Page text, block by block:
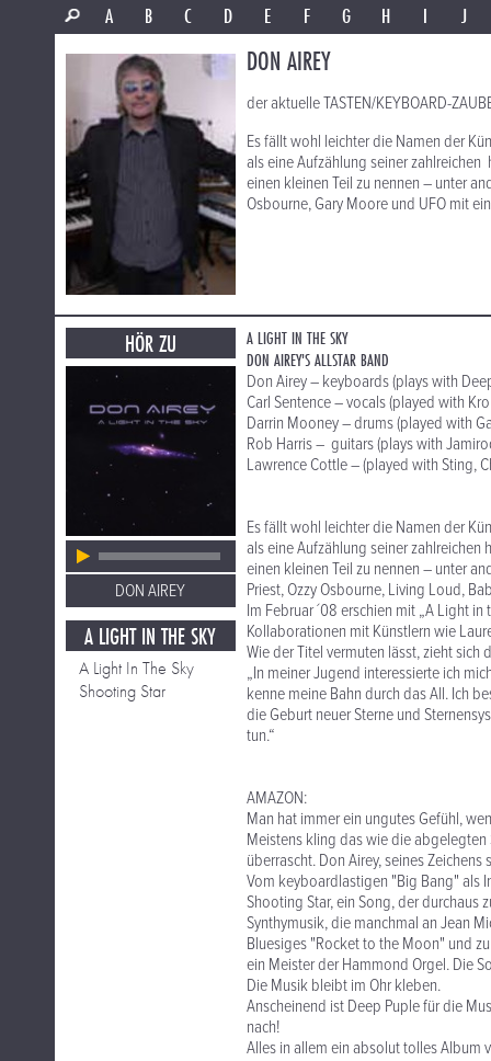
A
B C D E F G H I J
DON AIREY
der aktuelle TASTEN/KEYBOARD-
Es fällt wohl leichter die Namen der
als eine Aufzählung seiner
einen kleinen Teil zu nennen – unter
Osbourne, Gary Moore und UFO mit
HÖR ZU
DON AIREY
A LIGHT IN THE SKY
A Light In The Sky
Shooting Star
A LIGHT IN THE SKY
DON AIREY'S ALLSTAR BAND
Don Airey – keyboards (plays with
Carl Sentence – vocals (played with
Darrin Mooney – drums (played with
Rob Harris – guitars (plays with
Lawrence Cottle – (played with Sting,
Es fällt wohl leichter die Namen der
als eine Aufzählung seiner
einen kleinen Teil zu nennen – unter
Priest, Ozzy Osbourne, Living Loud,
Im Februar ´08 erschien mit „A Light
Kollaborationen mit Künstlern wie
Wie der Titel vermuten lässt, zieht
„In meiner Jugend interessierte ich
kenne meine Bahn durch das All. Ich
die Geburt neuer Sterne und
tun.“
AMAZON:
Man hat immer ein ungutes Gefühl,
Meistens kling das wie die abgelegten
überrascht. Don Airey, seines
Vom keyboardlastigen "Big Bang" als
Shooting Star, ein Song, der durchaus
Synthymusik, die manchmal an Jean
Bluesiges "Rocket to the Moon" und
ein Meister der Hammond Orgel. Die
Die Musik bleibt im Ohr kleben.
Anscheinend ist Deep Puple für die
nach!
Alles in allem ein absolut tolles